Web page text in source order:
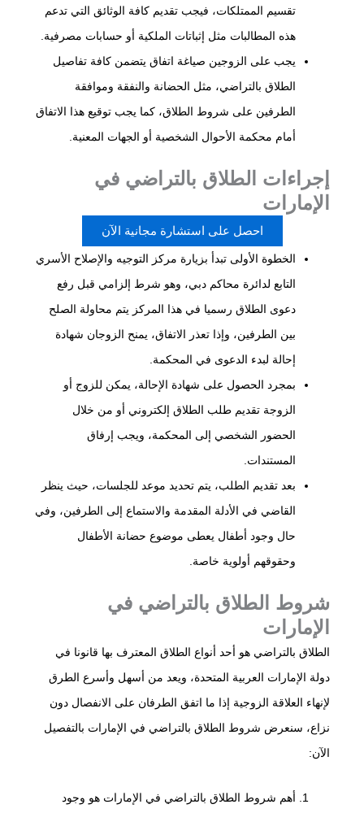
تقسيم الممتلكات، فيجب تقديم كافة الوثائق التي تدعم
هذه المطالبات مثل إثباتات الملكية أو حسابات مصرفية.
يجب على الزوجين صياغة اتفاق يتضمن كافة تفاصيل
الطلاق بالتراضي، مثل الحضانة والنفقة وموافقة
الطرفين على شروط الطلاق، كما يجب توقيع هذا الاتفاق
أمام محكمة الأحوال الشخصية أو الجهات المعنية.
إجراءات الطلاق بالتراضي في
الإمارات
احصل على استشارة مجانية الآن
الخطوة الأولى تبدأ بزيارة مركز التوجيه والإصلاح الأسري
التابع لدائرة محاكم دبي، وهو شرط إلزامي قبل رفع
دعوى الطلاق رسميا في هذا المركز يتم محاولة الصلح
بين الطرفين، وإذا تعذر الاتفاق، يمنح الزوجان شهادة
إحالة لبدء الدعوى في المحكمة.
بمجرد الحصول على شهادة الإحالة، يمكن للزوج أو
الزوجة تقديم طلب الطلاق إلكتروني أو من خلال
الحضور الشخصي إلى المحكمة، ويجب إرفاق
المستندات.
بعد تقديم الطلب، يتم تحديد موعد للجلسات، حيث ينظر
القاضي في الأدلة المقدمة والاستماع إلى الطرفين، وفي
حال وجود أطفال يعطى موضوع حضانة الأطفال
وحقوقهم أولوية خاصة.
شروط الطلاق بالتراضي في
الإمارات
الطلاق بالتراضي هو أحد أنواع الطلاق المعترف بها قانونا في
دولة الإمارات العربية المتحدة، ويعد من أسهل وأسرع الطرق
لإنهاء العلاقة الزوجية إذا ما اتفق الطرفان على الانفصال دون
نزاع، سنعرض شروط الطلاق بالتراضي في الإمارات بالتفصيل
الآن:
أهم شروط الطلاق بالتراضي في الإمارات هو وجود